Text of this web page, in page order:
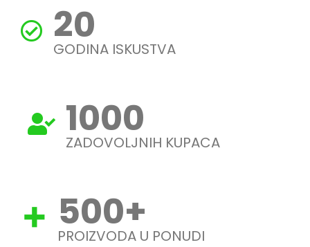
20
GODINA ISKUSTVA
1000
ZADOVOLJNIH KUPACA
500+
PROIZVODA U PONUDI